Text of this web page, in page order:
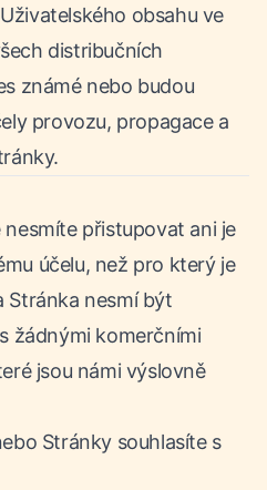
obsahu ve
distribučních
známé nebo budou
provozu, propagace a
přistupovat ani je
účelu, než pro který je
Stránka nesmí být
žádnými komerčními
jsou námi výslovně
Stránky souhlasíte s